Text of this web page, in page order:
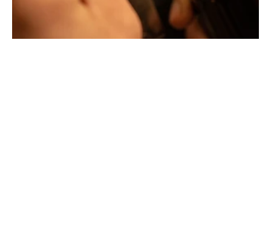
La Maison Tournaire qui a ouvert ses portes en 1984 à
Montbrison, en France, propose aujourd'hui ces bijoux